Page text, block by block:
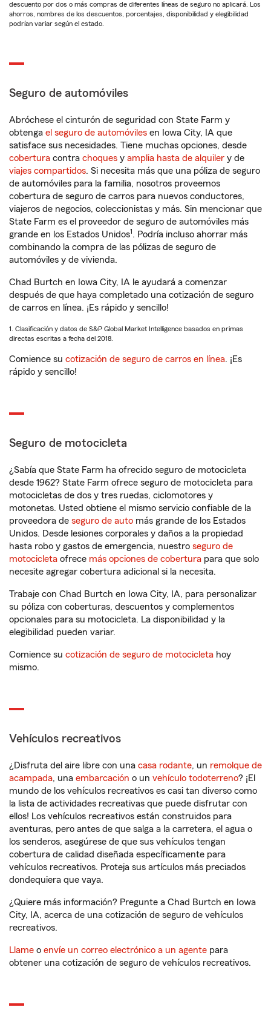
descuento por dos o más compras de diferentes líneas de seguro no aplicará. Los
ahorros, nombres de los descuentos, porcentajes, disponibilidad y elegibilidad
podrían variar según el estado.
Seguro de automóviles
Abróchese el cinturón de seguridad con State Farm y
obtenga el seguro de automóviles en Iowa City, IA que
satisface sus necesidades. Tiene muchas opciones, desde
cobertura contra choques y amplia hasta de alquiler y de
viajes compartidos. Si necesita más que una póliza de seguro
de automóviles para la familia, nosotros proveemos
cobertura de seguro de carros para nuevos conductores,
viajeros de negocios, coleccionistas y más. Sin mencionar que
State Farm es el proveedor de seguro de automóviles más
grande en los Estados Unidos1. Podría incluso ahorrar más
combinando la compra de las pólizas de seguro de
automóviles y de vivienda.
Chad Burtch en Iowa City, IA le ayudará a comenzar
después de que haya completado una cotización de seguro
de carros en línea. ¡Es rápido y sencillo!
1. Clasificación y datos de S&P Global Market Intelligence basados en primas
directas escritas a fecha del 2018.
Comience su cotización de seguro de carros en línea. ¡Es
rápido y sencillo!
Seguro de motocicleta
¿Sabía que State Farm ha ofrecido seguro de motocicleta
desde 1962? State Farm ofrece seguro de motocicleta para
motocicletas de dos y tres ruedas, ciclomotores y
motonetas. Usted obtiene el mismo servicio confiable de la
proveedora de seguro de auto más grande de los Estados
Unidos. Desde lesiones corporales y daños a la propiedad
hasta robo y gastos de emergencia, nuestro seguro de
motocicleta ofrece más opciones de cobertura para que solo
necesite agregar cobertura adicional si la necesita.
Trabaje con Chad Burtch en Iowa City, IA, para personalizar
su póliza con coberturas, descuentos y complementos
opcionales para su motocicleta. La disponibilidad y la
elegibilidad pueden variar.
Comience su cotización de seguro de motocicleta hoy
mismo.
Vehículos recreativos
¿Disfruta del aire libre con una casa rodante, un remolque de
acampada, una embarcación o un vehículo todoterreno? ¡El
mundo de los vehículos recreativos es casi tan diverso como
la lista de actividades recreativas que puede disfrutar con
ellos! Los vehículos recreativos están construidos para
aventuras, pero antes de que salga a la carretera, el agua o
los senderos, asegúrese de que sus vehículos tengan
cobertura de calidad diseñada específicamente para
vehículos recreativos. Proteja sus artículos más preciados
dondequiera que vaya.
¿Quiere más información? Pregunte a Chad Burtch en Iowa
City, IA, acerca de una cotización de seguro de vehículos
recreativos.
Llame o envíe un correo electrónico a un agente para
obtener una cotización de seguro de vehículos recreativos.